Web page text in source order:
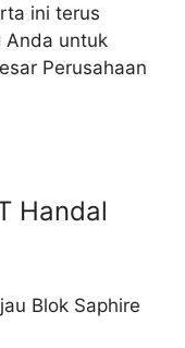
ini terus
Anda untuk
Perusahaan
Handal
Blok Saphire